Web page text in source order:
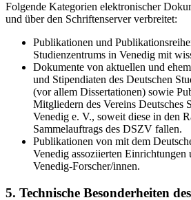
Folgende Kategorien elektronischer
und über den Schriftenserver verbreitet:
Publikationen und
Studienzentrums in Venedig mit
Dokumente von aktuellen und
und Stipendiaten des Deutschen
(vor allem Dissertationen) sowie
Mitgliedern des Vereins Deutsches
Venedig e. V., soweit diese in den
Sammelauftrags des DSZV fallen.
Publikationen von mit dem
Venedig assoziierten Einrichtungen
Venedig-Forscher/innen.
5. Technische Besonderheiten